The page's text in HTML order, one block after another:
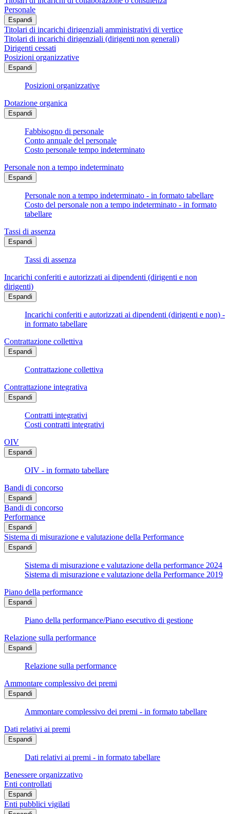
Personale
Espandi
Titolari di incarichi dirigenziali amministrativi di vertice
Titolari di incarichi dirigenziali (dirigenti non generali)
Dirigenti cessati
Posizioni organizzative
Espandi
Posizioni organizzative
Dotazione organica
Espandi
Fabbisogno di personale
Conto annuale del personale
Costo personale tempo indeterminato
Personale non a tempo indeterminato
Espandi
Personale non a tempo indeterminato - in formato tabellare
Costo del personale non a tempo indeterminato - in formato
tabellare
Tassi di assenza
Espandi
Tassi di assenza
Incarichi conferiti e autorizzati ai dipendenti (dirigenti e non
dirigenti)
Espandi
Incarichi conferiti e autorizzati ai dipendenti (dirigenti e non) -
in formato tabellare
Contrattazione collettiva
Espandi
Contrattazione collettiva
Contrattazione integrativa
Espandi
Contratti integrativi
Costi contratti integrativi
OIV
Espandi
OIV - in formato tabellare
Bandi di concorso
Espandi
Bandi di concorso
Performance
Espandi
Sistema di misurazione e valutazione della Performance
Espandi
Sistema di misurazione e valutazione della performance 2024
Sistema di misurazione e valutazione della Performance 2019
Piano della performance
Espandi
Piano della performance/Piano esecutivo di gestione
Relazione sulla performance
Espandi
Relazione sulla performance
Ammontare complessivo dei premi
Espandi
Ammontare complessivo dei premi - in formato tabellare
Dati relativi ai premi
Espandi
Dati relativi ai premi - in formato tabellare
Benessere organizzativo
Enti controllati
Espandi
Enti pubblici vigilati